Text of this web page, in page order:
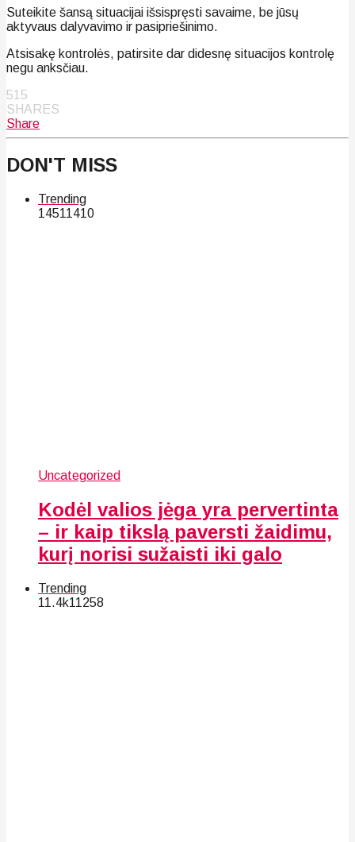
Suteikite šansą situacijai išsispręsti savaime, be jūsų
aktyvaus dalyvavimo ir pasipriešinimo.
Atsisakę kontrolės, patirsite dar didesnę situacijos kontrolę
negu anksčiau.
515
SHARES
Share
DON'T MISS
Trending
14511410
Uncategorized
Kodėl valios jėga yra pervertinta
– ir kaip tikslą paversti žaidimu,
kurį norisi sužaisti iki galo
Trending
11.4k11258